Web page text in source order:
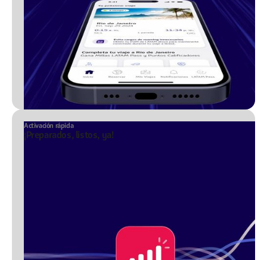
Activación rápida
¡Preparados, listos, ya!